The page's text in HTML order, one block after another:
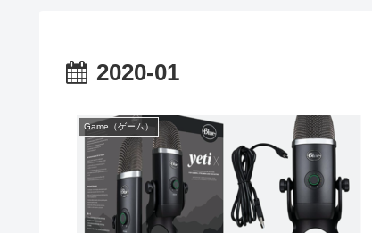
2020-01
Game（ゲーム）